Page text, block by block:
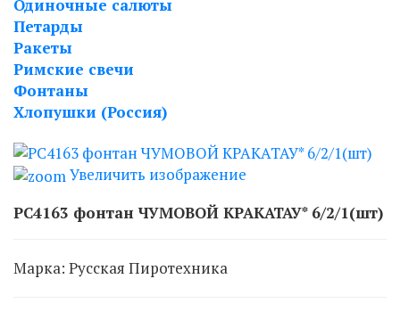
Одиночные салюты
Петарды
Ракеты
Римские свечи
Фонтаны
Хлопушки (Россия)
Увеличить изображение
РС4163 фонтан ЧУМОВОЙ КРАКАТАУ* 6/2/1(шт)
Марка: Русская Пиротехника